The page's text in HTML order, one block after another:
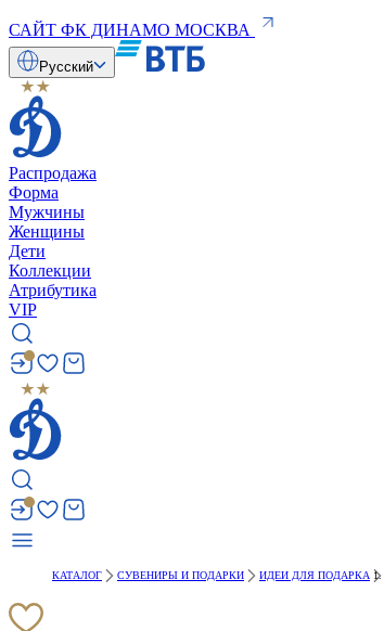
САЙТ ФК ДИНАМО МОСКВА
Русский
Распродажа
Форма
Мужчины
Женщины
Дети
Коллекции
Атрибутика
VIP
КАТАЛОГ СУВЕНИРЫ И ПОДАРКИ ИДЕИ ДЛЯ ПОДАРКА